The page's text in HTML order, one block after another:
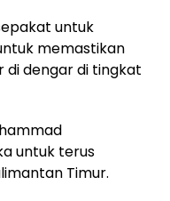
untuk
memastikan
di dengar di tingkat
untuk terus
Timur.